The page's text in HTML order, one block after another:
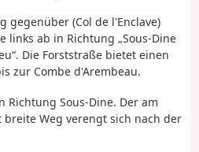
gegenüber (Col de l'Enclave)
links ab in Richtung „Sous-Dine
Die Forststraße bietet einen
zur Combe d'Arembeau.
Richtung Sous-Dine. Der am
Weg verengt sich nach der